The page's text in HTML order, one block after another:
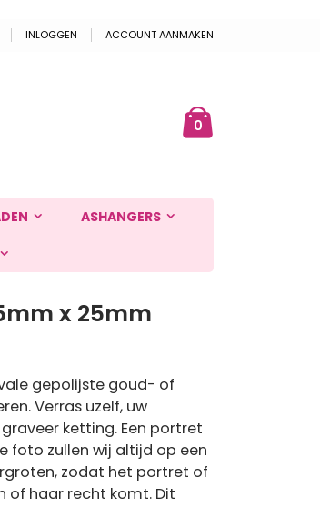
INLOGGEN ACCOUNT AANMAKEN
0producten
ASHANGERS
x 25mm
gepolijste goud- of
Verras uzelf, uw
ketting. Een portret
foto zullen wij altijd op een
zodat het portret of
of haar recht komt. Dit